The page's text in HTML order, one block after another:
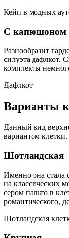
Кейп в модных
С капюшоном
Разнообразит
силуэта дафлкот.
комплекты
Дафлкот
Варианты
Данный вид
вариантом клетки.
Шотландская
Именно она стала
на классических
сером пальто в
романтического,
Шотландская